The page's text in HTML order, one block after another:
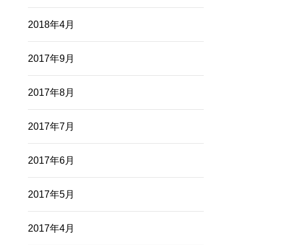
2018年4月
2017年9月
2017年8月
2017年7月
2017年6月
2017年5月
2017年4月